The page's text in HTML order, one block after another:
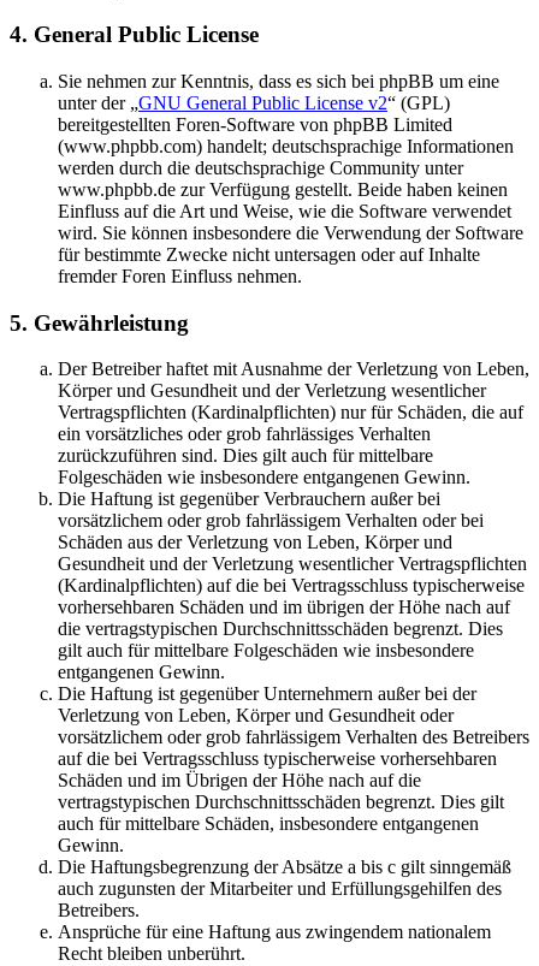
4. General Public License
Sie nehmen zur Kenntnis, dass es sich bei phpBB um eine
unter der „GNU General Public License v2“ (GPL)
bereitgestellten Foren-Software von phpBB Limited
(www.phpbb.com) handelt; deutschsprachige Informationen
werden durch die deutschsprachige Community unter
www.phpbb.de zur Verfügung gestellt. Beide haben keinen
Einfluss auf die Art und Weise, wie die Software verwendet
wird. Sie können insbesondere die Verwendung der Software
für bestimmte Zwecke nicht untersagen oder auf Inhalte
fremder Foren Einfluss nehmen.
5. Gewährleistung
Der Betreiber haftet mit Ausnahme der Verletzung von Leben,
Körper und Gesundheit und der Verletzung wesentlicher
Vertragspflichten (Kardinalpflichten) nur für Schäden, die auf
ein vorsätzliches oder grob fahrlässiges Verhalten
zurückzuführen sind. Dies gilt auch für mittelbare
Folgeschäden wie insbesondere entgangenen Gewinn.
Die Haftung ist gegenüber Verbrauchern außer bei
vorsätzlichem oder grob fahrlässigem Verhalten oder bei
Schäden aus der Verletzung von Leben, Körper und
Gesundheit und der Verletzung wesentlicher Vertragspflichten
(Kardinalpflichten) auf die bei Vertragsschluss typischerweise
vorhersehbaren Schäden und im übrigen der Höhe nach auf
die vertragstypischen Durchschnittsschäden begrenzt. Dies
gilt auch für mittelbare Folgeschäden wie insbesondere
entgangenen Gewinn.
Die Haftung ist gegenüber Unternehmern außer bei der
Verletzung von Leben, Körper und Gesundheit oder
vorsätzlichem oder grob fahrlässigem Verhalten des Betreibers
auf die bei Vertragsschluss typischerweise vorhersehbaren
Schäden und im Übrigen der Höhe nach auf die
vertragstypischen Durchschnittsschäden begrenzt. Dies gilt
auch für mittelbare Schäden, insbesondere entgangenen
Gewinn.
Die Haftungsbegrenzung der Absätze a bis c gilt sinngemäß
auch zugunsten der Mitarbeiter und Erfüllungsgehilfen des
Betreibers.
Ansprüche für eine Haftung aus zwingendem nationalem
Recht bleiben unberührt.